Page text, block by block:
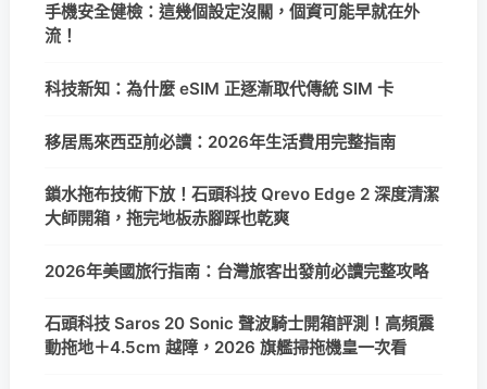
手機安全健檢：這幾個設定沒關，個資可能早就在外
流！
科技新知：為什麼 eSIM 正逐漸取代傳統 SIM 卡
移居馬來西亞前必讀：2026年生活費用完整指南
鎖水拖布技術下放！石頭科技 Qrevo Edge 2 深度清潔
大師開箱，拖完地板赤腳踩也乾爽
2026年美國旅行指南：台灣旅客出發前必讀完整攻略
石頭科技 Saros 20 Sonic 聲波騎士開箱評測！高頻震
動拖地＋4.5cm 越障，2026 旗艦掃拖機皇一次看